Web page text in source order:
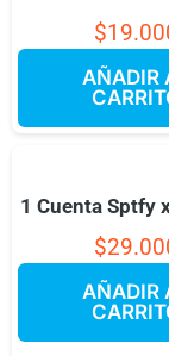
$
AÑADIR
1 Cuenta Sptfy
$
AÑADIR